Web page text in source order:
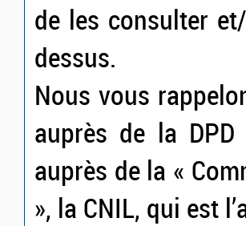
de les consulter
dessus.
Nous vous
auprès de la
auprès de la «
», la CNIL, qui est